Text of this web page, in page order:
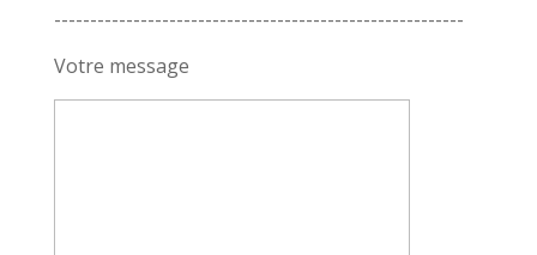
---------------------------------------------------------
Votre message